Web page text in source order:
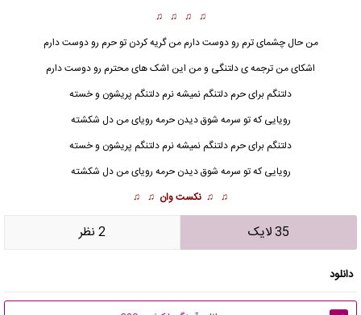
♫ ♫ ♫ ♫
من حال چشمای ترم رو دوست دارم من گریه کردن تو حرم رو دوست دارم
اشکای من ترجمه ی دلتنگی و من این اشک های محترم رو دوست دارم
دلتنگم برای حرم دلتنگم نمیشه نرم دلتنگم پریشون و خسته
رویایی که تو سرمه شوق دیدن حرمه رویای من دل شکشته
دلتنگم برای حرم دلتنگم نمیشه نرم دلتنگم پریشون و خسته
رویایی که تو سرمه شوقدیدن حرمه رویای من دل شکشته
♫ ♫ نکست وان ♫ ♫
35 لایک 2 نظر
دانلود